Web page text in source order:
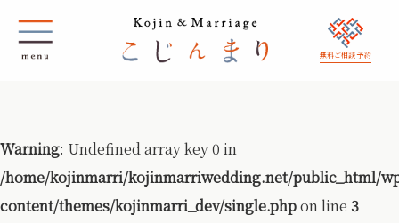
無料ご相談 予約
Warning: Undefined array key 0 in
/home/kojinmarri/kojinmarriwedding.net/public_html/
content/themes/kojinmarri_dev/single.phpon line 3